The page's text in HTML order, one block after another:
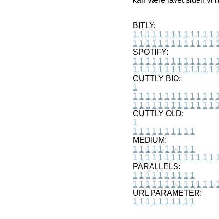
BITLY:
1 1 1 1 1 1 1 1 1 1 1 1 1 1
1 1 1 1 1 1 1 1 1 1 1 1 1 1
SPOTIFY:
1 1 1 1 1 1 1 1 1 1 1 1 1 1
1 1 1 1 1 1 1 1 1 1 1 1 1 1
CUTTLY BIO:
1
1 1 1 1 1 1 1 1 1 1 1 1 1 1
1 1 1 1 1 1 1 1 1 1 1 1 1 1
CUTTLY OLD:
1
1 1 1 1 1 1 1 1 1 1
MEDIUM:
1 1 1 1 1 1 1 1 1 1
1 1 1 1 1 1 1 1 1 1 1 1 1 1
PARALLELS:
1 1 1 1 1 1 1 1 1 1
1 1 1 1 1 1 1 1 1 1 1 1 1 1
URL PARAMETER:
1 1 1 1 1 1 1 1 1 1